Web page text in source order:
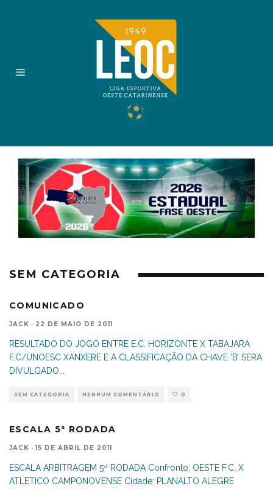
SEM CATEGORIA
COMUNICADO
JACK · 22 DE MAIO DE 2011
RESULTADO DO JOGO ENTRE E.C. HORIZONTE X TABAJARA
F.C/UNOESC XANXERE E A CLASSIFICAÇÃO DA CHAVE ‘B’ SERA
DIVULGADO...
SEM CATEGORIA NENHUM COMENTÁRIO 0
ESCALA 5ª RODADA
JACK · 15 DE ABRIL DE 2011
ESCALA ARBITRAGEM 5ª RODADA Confronto: OESTE F.C. X
ATLETICO CAMPONOVENSE Cidade: PLANALTO ALEGRE